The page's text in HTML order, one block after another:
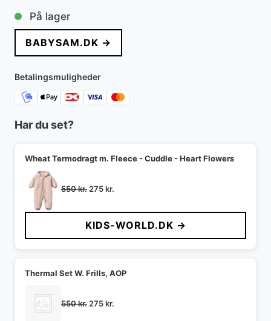
På lager
BABYSAM.DK →
Betalingsmuligheder
Har du set?
Wheat Termodragt m. Fleece - Cuddle - Heart Flowers
550kr. Den
pris
var:
550 kr..
275kr.
pris
er:
275 kr..
KIDS-WORLD.DK →
Thermal Set W. Frills, AOP
550kr. Den
275kr.